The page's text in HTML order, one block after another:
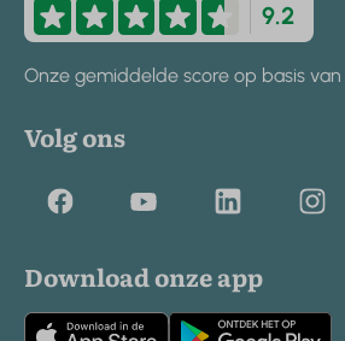
9.2
Onze gemiddelde score op basis van
Volg ons
Download onze app